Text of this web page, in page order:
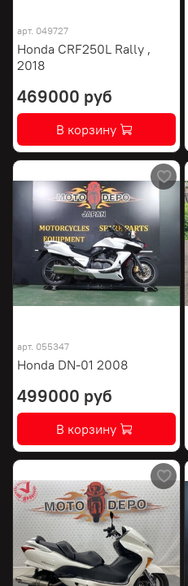
арт. 049727
Honda CRF250L Rally ,
2018
469000 руб
В корзину
арт. 055347
Honda DN-01 2008
499000 руб
В корзину